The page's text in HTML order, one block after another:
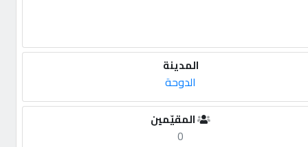
المدينة
الدوحة
المقيّمين
0